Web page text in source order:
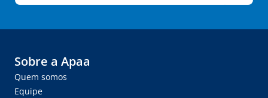
Sobre a Apaa
Quem somos
Equipe